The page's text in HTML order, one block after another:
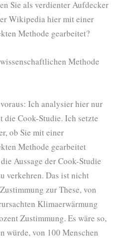
Sie als verdienter Aufdecker
Wikipedia hier mit einer
Methode gearbeitet?
Methode
Ich analysier hier nur
Cook-Studie. Ich setzte
ob Sie mit einer
Methode gearbeitet
Aussage der Cook-Studie
verkehren. Das ist nicht
zur These, von
Klimaerwärmung
Zustimmung. Es wäre so,
würde, von 100 Menschen